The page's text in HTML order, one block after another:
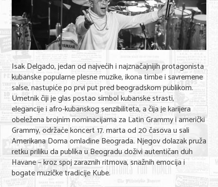
Isak Delgado, jedan od najvećih i najznačajnijih protagonista
kubanske popularne plesne muzike, ikona timbe i savremene
salse, nastupiće po prvi put pred beogradskom publikom.
Umetnik čiji je glas postao simbol kubanske strasti,
elegancije i afro-kubanskog senzibiliteta, a čija je karijera
obeležena brojnim nominacijama za Latin Grammy i američki
Grammy, održaće koncert 17. marta od 20 časova u sali
Amerikana Doma omladine Beograda. Njegov dolazak pruža
retku priliku da publika u Beogradu doživi autentičan duh
Havane – kroz spoj zaraznih ritmova, snažnih emocija i
bogate muzičke tradicije Kube.